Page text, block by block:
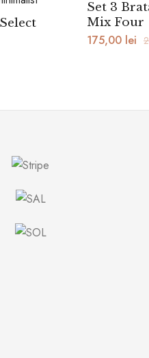
Set 3
Mix Four
175,00 lei